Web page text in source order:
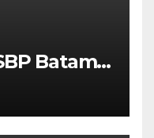
Batam